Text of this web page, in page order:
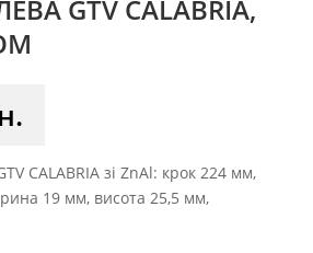
GTV CALABRIA,
CALABRIA зі ZnAl: крок 224 мм,
19 мм, висота 25,5 мм,